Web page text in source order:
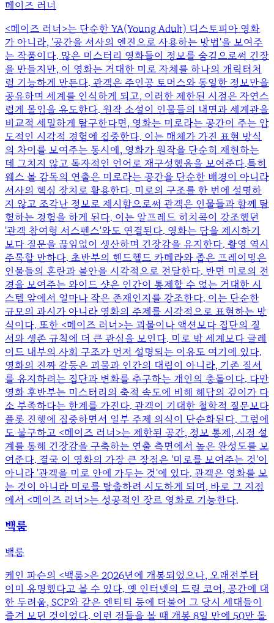
메이즈 러너
<메이즈 러너>는 단순한 YA(Young Adult) 디스토피아 영화
가 아니라, '공간을 서사의 엔진으로 사용하는 방법'을 보여주
는 작품이다. 많은 미스터리 영화들이 정보를 숨김으로써 긴장
을 만들지만, 이 영화는 거대한 미로 자체를 하나의 캐릭터처
럼 기능하게 만든다. 관객은 주인공 토머스와 동일한 정보만을
공유하며 세계를 인식하게 되고, 이러한 제한된 시점은 자연스
럽게 몰입을 유도한다. 원작 소설이 인물들의 내면과 세계관을
비교적 세밀하게 탐구한다면, 영화는 미로라는 공간이 주는 압
도적인 시각적 경험에 집중한다. 이는 매체가 가진 표현 방식
의 차이를 보여주는 동시에, 영화가 원작을 단순히 재현하는
데 그치지 않고 독자적인 언어로 재구성했음을 보여준다.특히
웨스 볼 감독의 연출은 미로라는 공간을 단순한 배경이 아니라
서사의 핵심 장치로 활용한다. 미로의 구조를 한 번에 설명하
지 않고 조각난 정보로 제시함으로써 관객은 인물들과 함께 탐
험하는 경험을 하게 된다. 이는 알프레드 히치콕이 강조했던
'관객 참여형 서스펜스'와도 연결된다. 영화는 답을 제시하기
보다 질문을 끊임없이 생산하며 긴장감을 유지한다. 촬영 역시
주목할 만하다. 초반부의 핸드헬드 카메라와 좁은 프레이밍은
인물들의 혼란과 불안을 시각적으로 전달한다. 반면 미로의 전
경을 보여주는 와이드 샷은 인간이 통제할 수 없는 거대한 시
스템 앞에서 얼마나 작은 존재인지를 강조한다. 이는 단순한
규모의 과시가 아니라 영화의 주제를 시각적으로 표현하는 방
식이다. 또한 <메이즈 러너>는 괴물이나 액션보다 집단의 질
서와 생존 규칙에 더 큰 관심을 보인다. 미로 밖 세계보다 글레
이드 내부의 사회 구조가 먼저 설명되는 이유도 여기에 있다.
영화의 진짜 갈등은 괴물과 인간의 대립이 아니라, 기존 질서
를 유지하려는 집단과 변화를 추구하는 개인의 충돌이다. 다만
영화 후반부는 미스터리의 축적 속도에 비해 해답의 깊이가 다
소 부족하다는 한계를 가진다. 관객이 기대한 철학적 질문보다
플롯 진행에 집중하면서 일부 주제 의식이 단순화된다. 그럼에
도 불구하고 <메이즈 러너>는 제한된 공간, 정보 통제, 시점 설
계를 통해 긴장감을 구축하는 연출 측면에서 높은 완성도를 보
여준다. 결국 이 영화의 가장 큰 장점은 '미로를 보여주는 것'이
아니라 '관객을 미로 안에 가두는 것'에 있다. 관객은 영화를 보
는 것이 아니라 미로를 탈출하려 시도하게 되며, 바로 그 지점
에서 <메이즈 러너>는 성공적인 장르 영화로 기능한다.
백룸
백룸
케인 파슨의 <백룸>은 2026년에 개봉되었으나, 오래전부터
이미 유명했다고 볼 수 있다. 옛 인터넷의 드림 코어, 공간에 대
한 두려움, SCP와 같은 엔티티 등에 더불어 그 당시 세대들이
즐겨 보던 것이었다. 이런 점들을 볼 때 개봉 8일 만에 50만 돌